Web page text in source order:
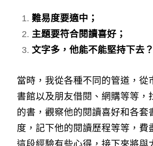
難易度要適中；
主題要符合閱讀喜好；
文字多，他能不能堅持下去？
當時，我從各種不同的管道，從
書館以及朋友借閱、網購等等，
的書，觀察他的閱讀喜好和各套
度，記下他的閱讀歷程等等，費